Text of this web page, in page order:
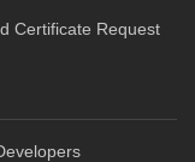
Certificate Request